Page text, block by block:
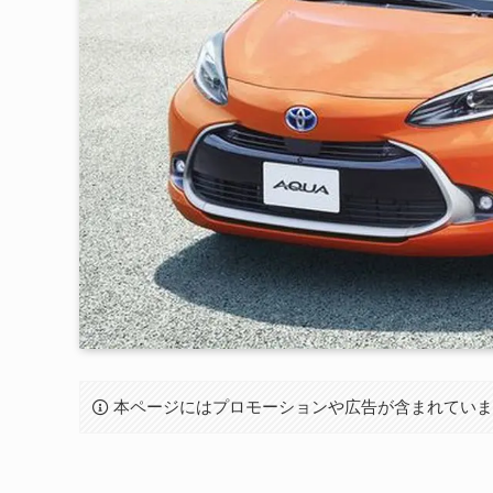
本ページにはプロモーションや広告が含まれてい